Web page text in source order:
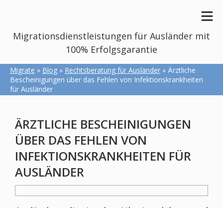
Migrationsdienstleistungen für Ausländer mit
100% Erfolgsgarantie
Migrate » Blog » Rechtsberatung für Ausländer » Ärztliche
Bescheinigungen über das Fehlen von Infektionskrankheiten
für Ausländer
ÄRZTLICHE BESCHEINIGUNGEN
ÜBER DAS FEHLEN VON
INFEKTIONSKRANKHEITEN FÜR
AUSLÄNDER